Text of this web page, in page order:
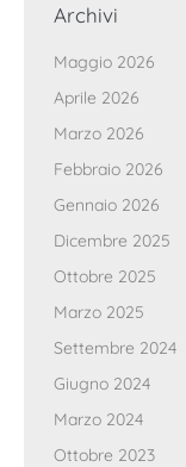
Archivi
Maggio 2026
Aprile 2026
Marzo 2026
Febbraio 2026
Gennaio 2026
Dicembre 2025
Ottobre 2025
Marzo 2025
Settembre 2024
Giugno 2024
Marzo 2024
Ottobre 2023